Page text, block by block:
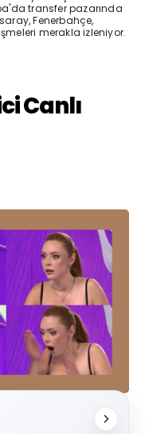
transfer pazarında
Fenerbahçe,
merakla izleniyor.